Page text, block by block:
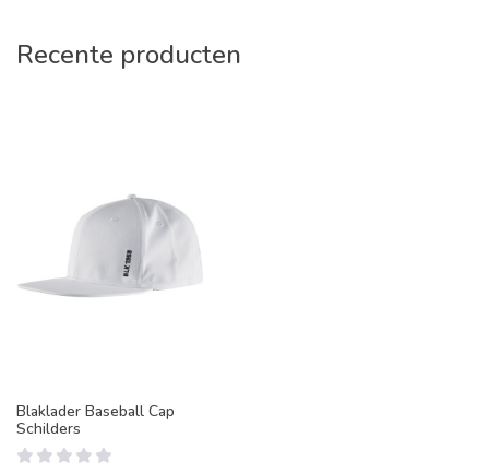
Recente producten
Blaklader Baseball Cap
Schilders